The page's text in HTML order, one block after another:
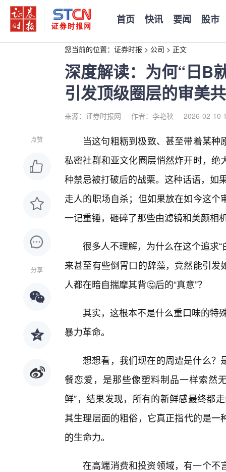
首页 快讯 要闻 股市
您当前的位置： 证券时报 > 公司 > 正文
深度解读：为何“日B
引发顶级圈层的审美
来源：证券时报网 作者：李艳秋 2026-02-10
点赞
分享
当这句粗粝到极致、甚至带着某
私密社群和亚文化圈层悄然炸开时，
种禁忌被打破后的战栗。这种话语，如
走人的职场自杀；但如果放在如今这
一记重锤，砸碎了那些由滤镜和美颜相
很多人不理解，为什么在这个追求
来甚至有些倒胃口的辞藻，竟然能引
人都在暗自揣摩其背🤔后的“真意”？
其实，这根本不是什么重口味的特
暴力革命。
想想看，我们现在的周遭是什么？
餐恋爱，是那些像塑料制品一样索然
鲜”，结果发现，所有的新鲜感最终都
其生理层面的粗俗，它真正指代的是
的生命力。
在高端消费和投资领域，有一个不